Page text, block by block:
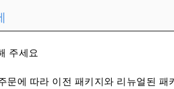
주세요
에 따라 이전 패키지와 리뉴얼된 패